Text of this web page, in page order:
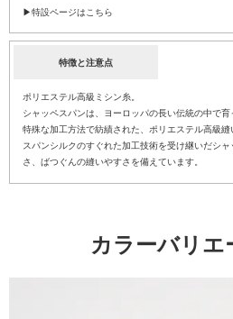
▶特設ページはこちら
特徴と注意点
ポリエステル高級ミシン糸。
シャッペスパンは、ヨーロッパの長い伝統の中で
特殊な加工方法で紡績された、ポリエステル高級縫
スパンシルクのすぐれた加工技術を受け継いだシ
さ、ばつぐんの縫いやすさを備えています。
カラーバリエ